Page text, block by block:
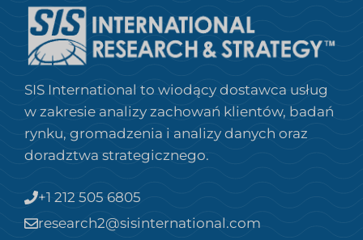
SIS International to wiodący dostawca usług
w zakresie analizy zachowań klientów, badań
rynku, gromadzenia i analizy danych oraz
doradztwa strategicznego.
+1 212 505 6805
research2@sisinternational.com